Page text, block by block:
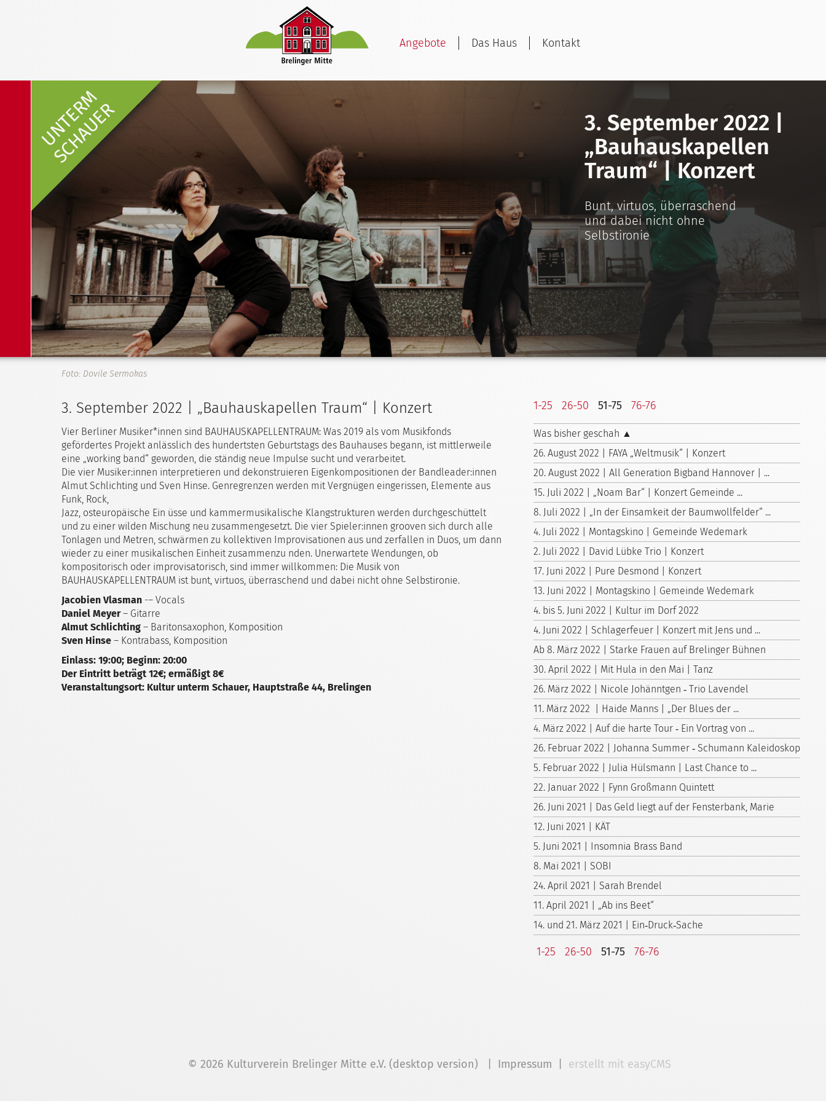
Angebote Das Haus Kontakt
UNTERM
SCHAUER
3. September 2022 |
„Bauhauskapellen
Traum“ | Konzert
Bunt, virtuos, überraschend
und dabei nicht ohne
Selbstironie
Foto: Dovile Sermokas
1-25 26-50 51-75 76-76
Was bisher geschah ▲
26. August 2022 | FAYA „Weltmusik“ | Konzert
20. August 2022 | All Generation Bigband Hannover | ...
15. Juli 2022 | „Noam Bar“ | Konzert Gemeinde ...
8. Juli 2022 | „In der Einsamkeit der Baumwollfelder“ ...
4. Juli 2022 | Montagskino | Gemeinde Wedemark
2. Juli 2022 | David Lübke Trio | Konzert
17. Juni 2022 | Pure Desmond | Konzert
13. Juni 2022 | Montagskino | Gemeinde Wedemark
4. bis 5. Juni 2022 | Kultur im Dorf 2022
4. Juni 2022 | Schlagerfeuer | Konzert mit Jens und ...
Ab 8. März 2022 | Starke Frauen auf Brelinger Bühnen
30. April 2022 | Mit Hula in den Mai | Tanz
26. März 2022 | Nicole Johänntgen ‑ Trio Lavendel
11. März 2022 | Haide Manns | „Der Blues der ...
4. März 2022 | Auf die harte Tour ‑ Ein Vortrag von ...
26. Februar 2022 | Johanna Summer ‑ Schumann Kaleidoskop
5. Februar 2022 | Julia Hülsmann | Last Chance to ...
22. Januar 2022 | Fynn Großmann Quintett
26. Juni 2021 | Das Geld liegt auf der Fensterbank, Marie
12. Juni 2021 | KÄT
5. Juni 2021 | Insomnia Brass Band
8. Mai 2021 | SOBI
24. April 2021 | Sarah Brendel
11. April 2021 | „Ab ins Beet“
14. und 21. März 2021 | Ein‑Druck‑Sache
1-25 26-50 51-75 76-76
3. September 2022 | „Bauhauskapellen Traum“ | Konzert
Vier Berliner Musiker*innen sind BAUHAUSKAPELLENTRAUM: Was 2019 als vom Musikfonds
gefördertes Projekt anlässlich des hundertsten Geburtstags des Bauhauses begann, ist mittlerweile
eine „working band“ geworden, die ständig neue Impulse sucht und verarbeitet.
Die vier Musiker:innen interpretieren und dekonstruieren Eigenkompositionen der Bandleader:innen
Almut Schlichting und Sven Hinse. Genregrenzen werden mit Vergnügen eingerissen, Elemente aus
Funk, Rock,
Jazz, osteuropäische Ein üsse und kammermusikalische Klangstrukturen werden durchgeschüttelt
und zu einer wilden Mischung neu zusammengesetzt. Die vier Spieler:innen grooven sich durch alle
Tonlagen und Metren, schwärmen zu kollektiven Improvisationen aus und zerfallen in Duos, um dann
wieder zu einer musikalischen Einheit zusammenzu nden. Unerwartete Wendungen, ob
kompositorisch oder improvisatorisch, sind immer willkommen: Die Musik von
BAUHAUSKAPELLENTRAUM ist bunt, virtuos, überraschend und dabei nicht ohne Selbstironie.
Jacobien Vlasman -– Vocals
Daniel Meyer– Gitarre
Almut Schlichting – Baritonsaxophon, Komposition
Sven Hinse – Kontrabass, Komposition
Einlass: 19:00; Beginn: 20:00
Der Eintritt beträgt 12€; ermäßigt 8€
Veranstaltungsort: Kultur unterm Schauer, Hauptstraße 44, Brelingen
© 2026 Kulturverein Brelinger Mitte e.V. (desktop version) | Impressum erstellt mit easyCMS